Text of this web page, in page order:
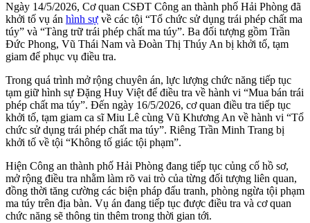
Ngày 14/5/2026, Cơ quan CSĐT Công an thành phố Hải Phòng đã
khởi tố vụ án hình sự về các tội “Tổ chức sử dụng trái phép chất ma
túy” và “Tàng trữ trái phép chất ma túy”. Ba đối tượng gồm Trần
Đức Phong, Vũ Thái Nam và Đoàn Thị Thúy An bị khởi tố, tạm
giam để phục vụ điều tra.
Trong quá trình mở rộng chuyên án, lực lượng chức năng tiếp tục
tạm giữ hình sự Đặng Huy Việt để điều tra về hành vi “Mua bán trái
phép chất ma túy”. Đến ngày 16/5/2026, cơ quan điều tra tiếp tục
khởi tố, tạm giam ca sĩ Miu Lê cùng Vũ Khương An về hành vi “Tổ
chức sử dụng trái phép chất ma túy”. Riêng Trần Minh Trang bị
khởi tố về tội “Không tố giác tội phạm”.
Hiện Công an thành phố Hải Phòng đang tiếp tục củng cố hồ sơ,
mở rộng điều tra nhằm làm rõ vai trò của từng đối tượng liên quan,
đồng thời tăng cường các biện pháp đấu tranh, phòng ngừa tội phạm
ma túy trên địa bàn. Vụ án đang tiếp tục được điều tra và cơ quan
chức năng sẽ thông tin thêm trong thời gian tới.